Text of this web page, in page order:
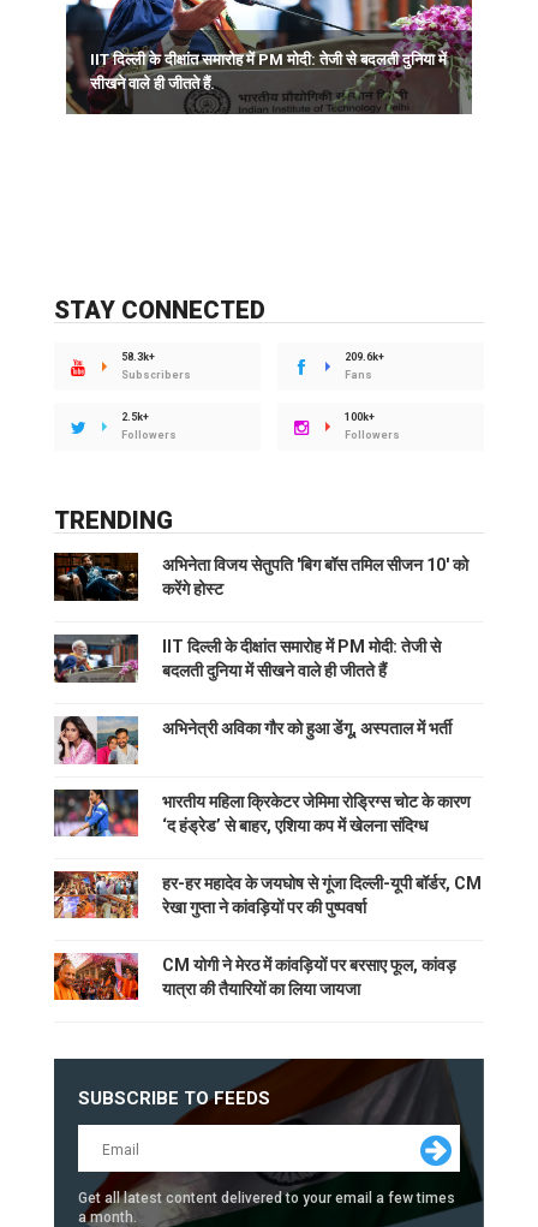
IIT दिल्ली के दीक्षांत समारोह में PM मोदी: तेजी से बदलती दुनिया में
सीखने वाले ही जीतते हैं.
STAY CONNECTED
58.3k+
Subscribers
209.6k+
Fans
2.5k+
Followers
100k+
Followers
TRENDING
अभिनेता विजय सेतुपति 'बिग बॉस तमिल सीजन 10' को
करेंगे होस्ट
IIT दिल्ली के दीक्षांत समारोह में PM मोदी: तेजी से
बदलती दुनिया में सीखने वाले ही जीतते हैं
अभिनेत्री अविका गौर को हुआ डेंगू, अस्पताल में भर्ती
भारतीय महिला क्रिकेटर जेमिमा रोड्रिग्स चोट के कारण
‘द हंड्रेड’ से बाहर, एशिया कप में खेलना संदिग्ध
हर-हर महादेव के जयघोष से गूंजा दिल्ली-यूपी बॉर्डर, CM
रेखा गुप्ता ने कांवड़ियों पर की पुष्पवर्षा
CM योगी ने मेरठ में कांवड़ियों पर बरसाए फूल, कांवड़
यात्रा की तैयारियों का लिया जायजा
SUBSCRIBE TO FEEDS
Get all latest content delivered to your email a few times
a month.